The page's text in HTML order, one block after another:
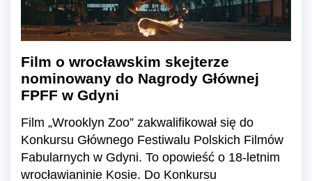
Film o wrocławskim skejterze
nominowany do Nagrody Głównej
FPFF w Gdyni
Film „Wrooklyn Zoo” zakwalifikował się do
Konkursu Głównego Festiwalu Polskich Filmów
Fabularnych w Gdyni. To opowieść o 18-letnim
wrocławianinie Kosie. Do Konkursu